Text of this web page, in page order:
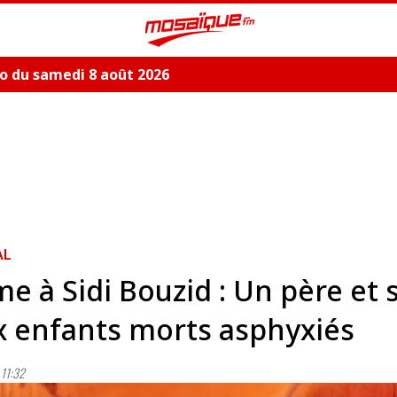
du samedi 8 août 2026
à Sidi Bouzid : Un père et
enfants morts asphyxiés